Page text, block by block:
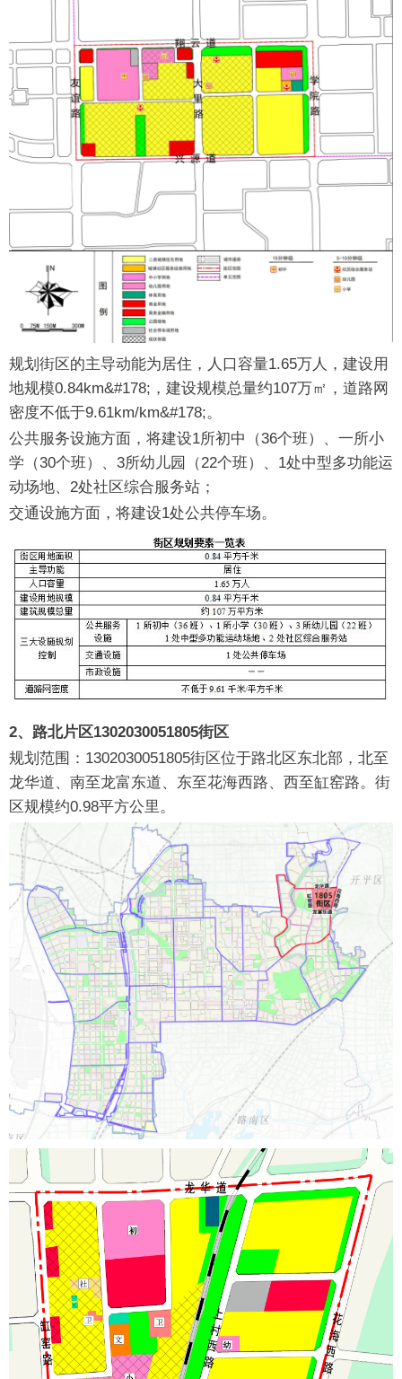
规划街区的主导动能为居住，人口容量1.65万人，建设用
地规模0.84km&#178;，建设规模总量约107万㎡，道路网
密度不低于9.61km/km&#178;。
公共服务设施方面，将建设1所初中（36个班）、一所小
学（30个班）、3所幼儿园（22个班）、1处中型多功能运
动场地、2处社区综合服务站；
交通设施方面，将建设1处公共停车场。
2、路北片区1302030051805街区
规划范围：1302030051805街区位于路北区东北部，北至
龙华道、南至龙富东道、东至花海西路、西至缸窑路。街
区规模约0.98平方公里。